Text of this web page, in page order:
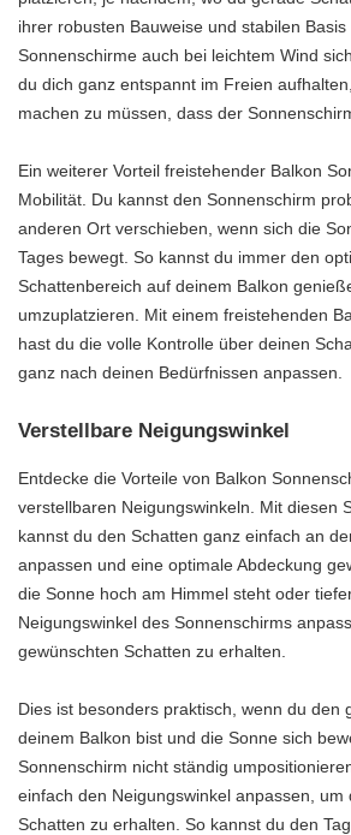
ihrer robusten Bauweise und stabilen
Sonnenschirme auch bei leichtem Wind
du dich ganz entspannt im Freien
machen zu müssen, dass der
Ein weiterer Vorteil freistehender Balkon
Mobilität. Du kannst den Sonnenschirm
anderen Ort verschieben, wenn sich die
Tages bewegt. So kannst du immer den
Schattenbereich auf deinem Balkon
umzuplatzieren. Mit einem freistehenden
hast du die volle Kontrolle über deinen
ganz nach deinen Bedürfnissen anpassen.
Verstellbare Neigungswinkel
Entdecke die Vorteile von Balkon
verstellbaren Neigungswinkeln. Mit diesen
kannst du den Schatten ganz einfach an
anpassen und eine optimale Abdeckung
die Sonne hoch am Himmel steht oder
Neigungswinkel des Sonnenschirms
gewünschten Schatten zu erhalten.
Dies ist besonders praktisch, wenn du den
deinem Balkon bist und die Sonne sich
Sonnenschirm nicht ständig
einfach den Neigungswinkel anpassen, um
Schatten zu erhalten. So kannst du den